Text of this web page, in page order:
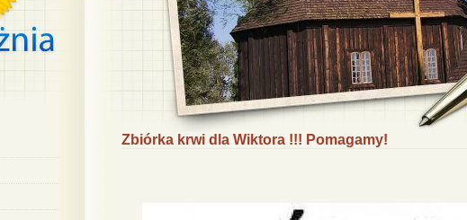
Zbiórka krwi dla Wiktora !!! Pomagamy!